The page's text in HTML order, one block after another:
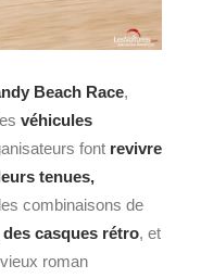
Beach Race,
véhicules
font revivre
tenues,
combinaisons de
casques rétro, et
roman